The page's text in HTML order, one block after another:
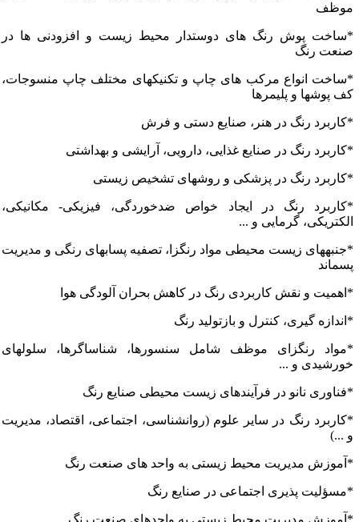
پوش رنگ های دوستدار محیط زیست و افزودنی ها در
رنگ
انواع مرکب های چاپ و تکنیک­های مختلف چاپ منسوجات،
پوش­ها و پلیمرها
رنگ در هنر، صنایع دستی و فرش
رنگ در صنایع غذایی، دارویی، آرایشی و بهداشتی
رنگ در پزشکی و روش­های تشخیص زیستی
رنگ در ایجاد خواص ضدخوردگی، فیزیکی- مکانیکی،
گرمایی و ...
زیست محیطی مواد رنگزا، تصفیه پساب­های رنگی و مدیریت
و نقش کاربردی رنگ در کاهش بحران آلودگی هوا
گیری، کنترل و بازتولید رنگ
رنگزای موظف شامل سنسورها، شناساگرها، سلول­های
و ...
نانو در فرآیندهای زیست محیطی صنایع رنگ
رنگ در سایر علوم (روانشناسی، اجتماعی، اقتصاد، مدیریت
...)
مدیریت محیط زیستی به واحد های صنعت رنگ
پذیری اجتماعی در صنایع رنگ
مدیریت محیط زیستی به واحدهای صنعت رنگ